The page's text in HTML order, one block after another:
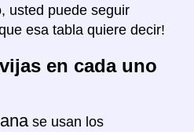
usted puede seguir
esa tabla quiere decir!
en cada uno
se usan los